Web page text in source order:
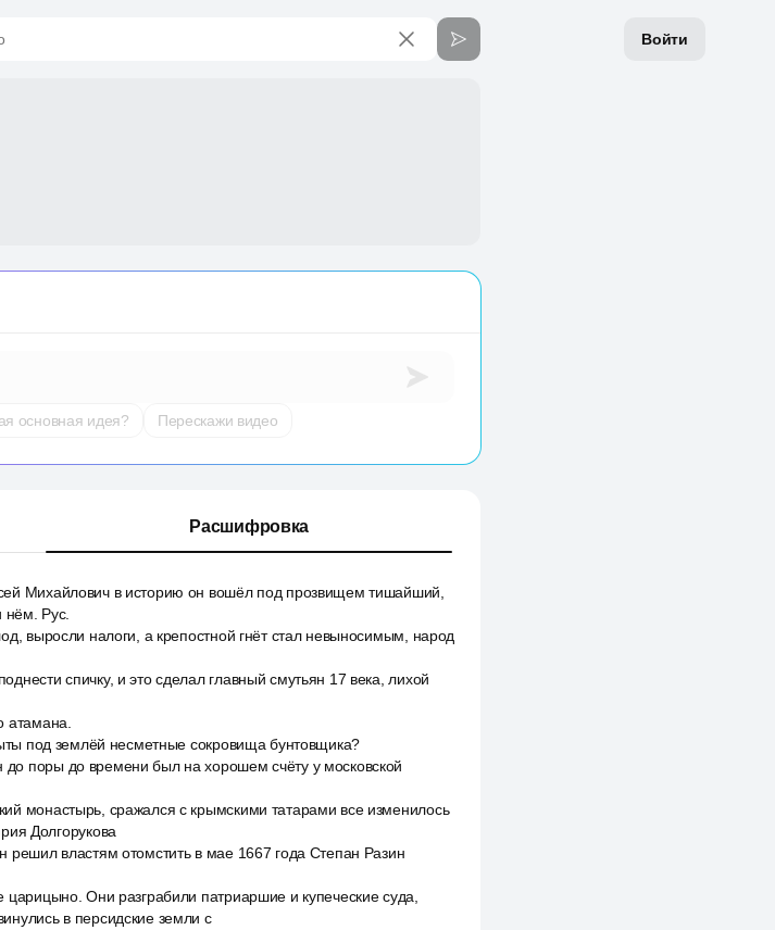
Войти
основная идея? Перескажи видео
Расшифровка
Михайлович в историю он вошёл под прозвищем тишайший,
нём. Рус.
выросли налоги, а крепостной гнёт стал невыносимым, народ
спичку, и это сделал главный смутьян 17 века, лихой
атамана.
под землёй несметные сокровища бунтовщика?
поры до времени был на хорошем счёту у московской
монастырь, сражался с крымскими татарами все изменилось
Долгорукова
решил властям отомстить в мае 1667 года Степан Разин
Они разграбили патриаршие и купеческие суда,
в персидские земли с